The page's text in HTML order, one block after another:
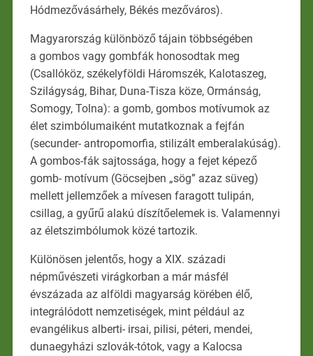
Hódmezővásárhely, Békés mezőváros).
Magyarország különböző tájain többségében
a gombos vagy gombfák honosodtak meg
(Csallóköz, székelyföldi Háromszék, Kalotaszeg,
Szilágyság, Bihar, Duna-Tisza köze, Ormánság,
Somogy, Tolna): a gomb, gombos motívumok az
élet szimbólumaiként mutatkoznak a fejfán
(secunder- antropomorfia, stilizált emberalakúság).
A gombos-fák sajtossága, hogy a fejet képező
gomb- motívum (Göcsejben „sög” azaz süveg)
mellett jellemzőek a mívesen faragott tulipán,
csillag, a gyűrű alakú díszítőelemek is. Valamennyi
az életszimbólumok közé tartozik.
Különösen jelentős, hogy a XIX. századi
népművészeti virágkorban a már másfél
évszázada az alföldi magyarság körében élő,
integrálódott nemzetiségek, mint például az
evangélikus alberti- irsai, pilisi, péteri, mendei,
dunaegyházi szlovák-tótok, vagy a Kalocsa